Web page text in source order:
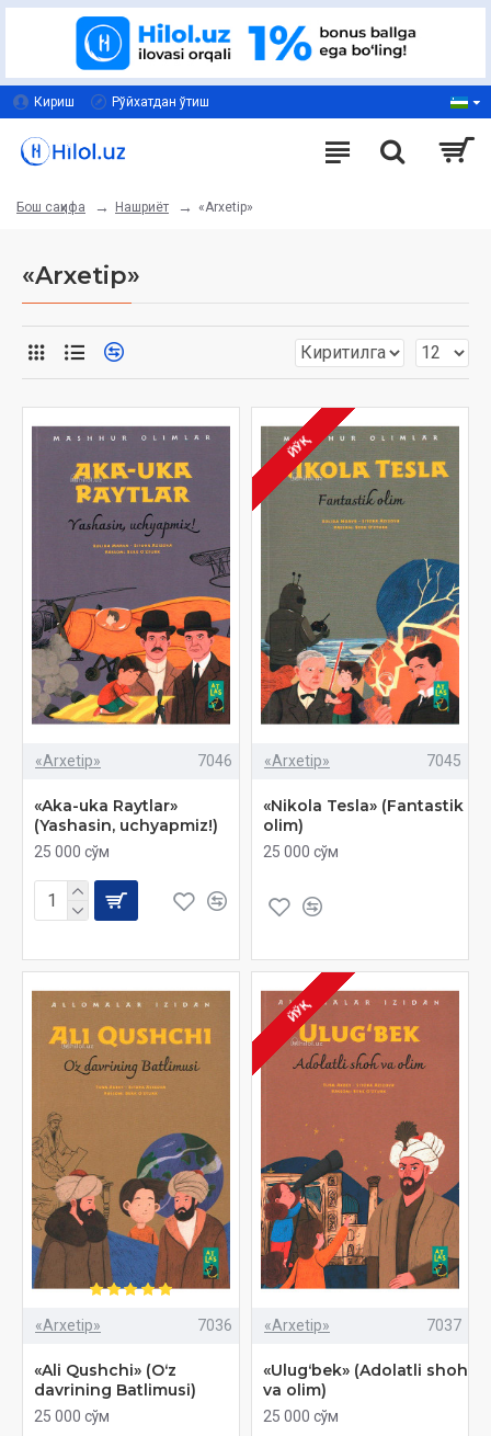
Кириш Рўйхатдан ўтиш
Бош саҳифа Нашриёт «Arxetip»
«Arxetip»
«Arxetip» 7046
«Aka-uka Raytlar»
(Yashasin, uchyapmiz!)
25 000 сўм
ЙЎҚ
«Arxetip» 7045
«Nikola Tesla» (Fantastik
olim)
25 000 сўм
«Arxetip» 7036
«Ali Qushchi» (Oʻz
davrining Batlimusi)
25 000 сўм
ЙЎҚ
«Arxetip» 7037
«Ulugʻbek» (Adolatli shoh
va olim)
25 000 сўм